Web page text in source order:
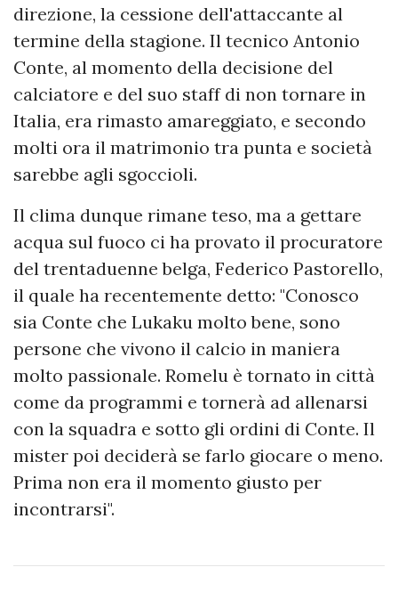
direzione, la cessione dell'attaccante al
termine della stagione. Il tecnico Antonio
Conte, al momento della decisione del
calciatore e del suo staff di non tornare in
Italia, era rimasto amareggiato, e secondo
molti ora il matrimonio tra punta e società
sarebbe agli sgoccioli.
Il clima dunque rimane teso, ma a gettare
acqua sul fuoco ci ha provato il procuratore
del trentaduenne belga, Federico Pastorello,
il quale ha recentemente detto: "Conosco
sia Conte che Lukaku molto bene, sono
persone che vivono il calcio in maniera
molto passionale. Romelu è tornato in città
come da programmi e tornerà ad allenarsi
con la squadra e sotto gli ordini di Conte. Il
mister poi deciderà se farlo giocare o meno.
Prima non era il momento giusto per
incontrarsi".